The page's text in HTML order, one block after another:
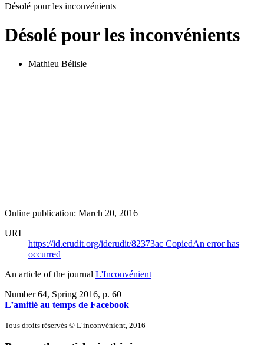
Désolé pour les inconvénients
Désolé pour les inconvénients
Mathieu Bélisle
Online publication: March 20, 2016
URI
https://id.erudit.org/iderudit/82373ac CopiedAn error has
occurred
An article of the journal L'Inconvénient
Number 64, Spring 2016, p. 60
L’amitié au temps de Facebook
Tous droits réservés © L’inconvénient, 2016